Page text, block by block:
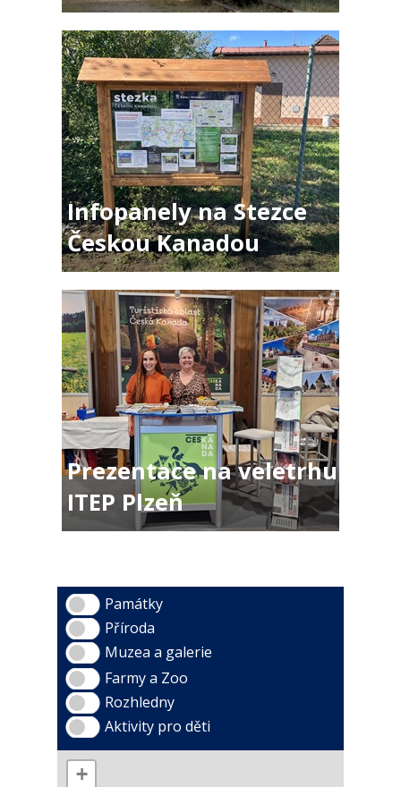
Infopanely na Stezce
Českou Kanadou
Prezentace na veletrhu
ITEP Plzeň
Památky
Příroda
Muzea a galerie
Farmy a Zoo
Rozhledny
Aktivity pro děti
+